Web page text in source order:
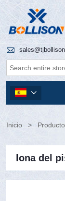


Inicio >
lona del